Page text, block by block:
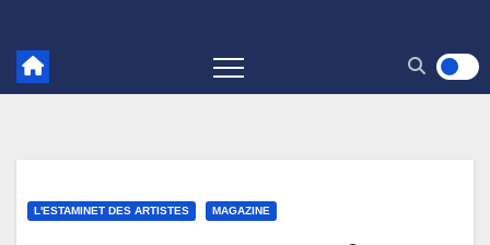
L'ESTAMINET DES ARTISTES MAGAZINE